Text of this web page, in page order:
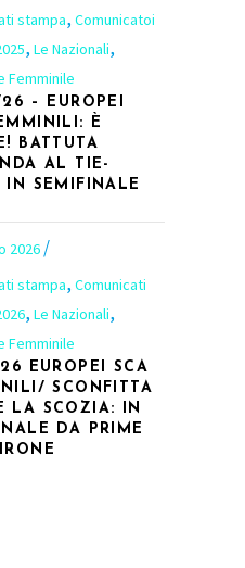
stampa, Comunicatoi
, Le Nazionali,
Femminile
– EUROPEI
È
BATTUTA
AL TIE-
IN SEMIFINALE
2026
stampa, Comunicati
, Le Nazionali,
Femminile
EUROPEI SCA
SCONFITTA
LA SCOZIA: IN
DA PRIME